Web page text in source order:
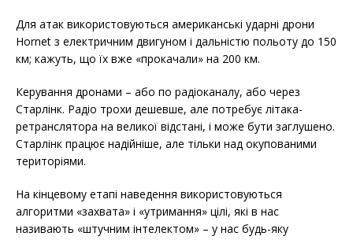
Для атак використовуються американські ударні дрони
Hornet з електричним двигуном і дальністю польоту до 150
км; кажуть, що їх вже «прокачали» на 200 км.
Керування дронами – або по радіоканалу, або через
Старлінк. Радіо трохи дешевше, але потребує літака-
ретранслятора на великої відстані, і може бути заглушено.
Старлінк працює надійніше, але тільки над окупованими
територіями.
На кінцевому етапі наведення використовуються
алгоритми «захвата» і «утримання» цілі, які в нас
називають «штучним інтелектом» – у нас будь-яку